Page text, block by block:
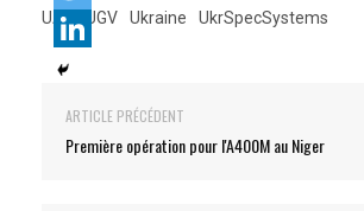
UAV
UGV Ukraine UkrSpecSystems
ARTICLE PRÉCÉDENT
Première opération pour l'A400M au Niger